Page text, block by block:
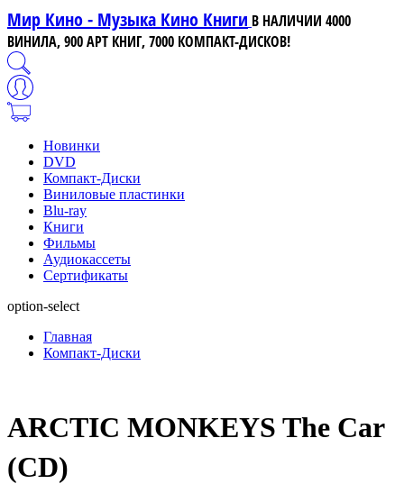
Мир Кино - Музыка Кино Книги В НАЛИЧИИ 4000
ВИНИЛА, 900 АРТ КНИГ, 7000 КОМПАКТ-ДИСКОВ!
Новинки
DVD
Компакт-Диски
Виниловые пластинки
Blu-ray
Книги
Фильмы
Аудиокассеты
Сертификаты
option-select
Главная
Компакт-Диски
ARCTIC MONKEYS The Car
(CD)